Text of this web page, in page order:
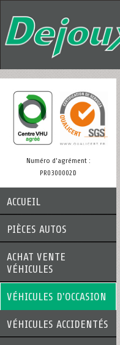
Numéro d'agrément :
PR0300002D
ACCUEIL
PIÈCES AUTOS
ACHAT VENTE
VÉHICULES
VÉHICULES D'OCCASION
VÉHICULES ACCIDENTÉS